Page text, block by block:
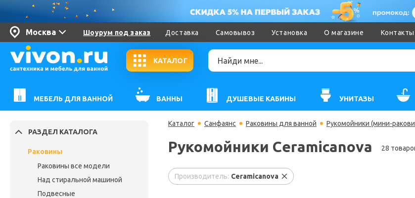
Москва Шоурум под заказ Доставка Самовывоз Установка О магазине Контакты
КАТАЛОГ
МЕБЕЛЬ ДЛЯ ВАННОЙ ВАННЫ ДУШЕВЫЕ КАБИНЫ УНИТАЗЫ
РАЗДЕЛ КАТАЛОГА
Раковины
Раковины все модели
Над стиральной машиной
Подвесные
Каталог Санфаянс Раковины для ванной Рукомойники (мини-
Рукомойники Ceramicanova 28
Производитель: Ceramicanova